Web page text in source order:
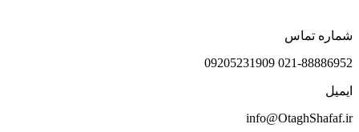
شماره تماس
021-88886952 09205231909
ایمیل
info@OtaghShafaf.ir